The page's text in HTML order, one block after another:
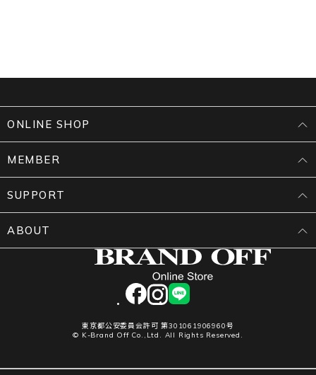
facebookinstagram
LINE
東京都公安委員会許可 第301061906960号
© K-Brand Off Co.,Ltd. All Rights Reserved.
ONLINE SHOP
MEMBER
SUPPORT
ABOUT